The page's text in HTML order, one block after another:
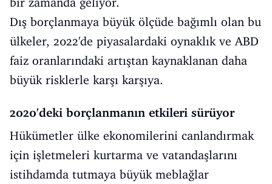
Dış borçlanmaya büyük ölçüde bağımlı olan bu
ülkeler, 2022'de piyasalardaki oynaklık ve ABD
faiz oranlarındaki artıştan kaynaklanan daha
büyük risklerle karşı karşıya.
2020'deki borçlanmanın etkileri sürüyor
Hükümetler ülke ekonomilerini canlandırmak
için işletmeleri kurtarma ve vatandaşlarını
istihdamda tutmaya büyük meblağlar